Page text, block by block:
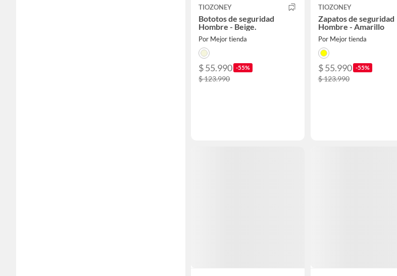
TIOZONEY
Bototos de seguridad
Hombre - Beige.
Por Mejor tienda
$ 55.990 -55%
$ 123.990
TIOZONEY
Zapatos de seguridad
Hombre - Amarillo
Por Mejor tienda
$ 55.990 -55%
$ 123.990